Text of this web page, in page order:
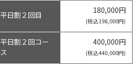
平日割２回目 180,000円
(税込198,000円)
平日割２回コー
ス
400,000円
(税込440,000円)